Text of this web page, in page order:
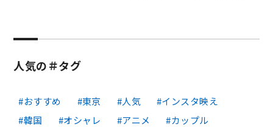
人気の＃タグ
おすすめ 東京 人気
インスタ映え
韓国
オシャレ アニメ
カップル